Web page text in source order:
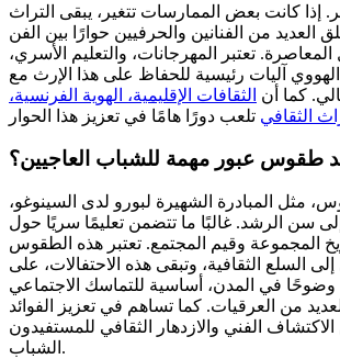
إذا كانت بعض الممارسات تتغير، يبقى التراث
العديد من الفنانين والحرفيين حوارًا بين الفن
المعاصرة. تعتبر المهرجانات، والتعليم الأسري،
آليات رئيسية للحفاظ على هذا الإرث مع
كما أن الثقافات الإقليمية، الهوية الفرنسية،
الثقافي
طقوس عبور مهمة للشباب العاجيين؟
مثل المبادرة الشهيرة لبورو لدى السينوغو،
إلى سن الرشد. غالبًا ما تتضمن تعليمًا سريًا حول
المجموعة وقيم المجتمع. تعتبر هذه الطقوس
السلع الثقافية، وتبقى هذه الاحتفالات، على
وضوحًا في المدن، أساسية للتماسك الاجتماعي
من العرقيات. كما تساهم في تعزيز الفوائد
الاكتشاف الفني والازدهار الثقافي للمستفيدون
الشباب.